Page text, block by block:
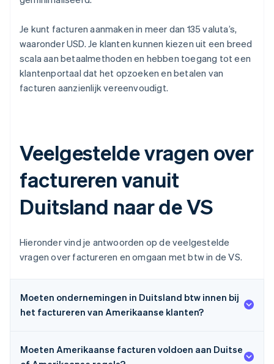
Je kunt facturen aanmaken in meer dan 135 valuta’s,
waaronder USD. Je klanten kunnen kiezen uit een breed
scala aan betaalmethoden en hebben toegang tot een
klantenportaal dat het opzoeken en betalen van
facturen aanzienlijk vereenvoudigt.
Veelgestelde vragen over
factureren vanuit
Duitsland naar de VS
Hieronder vind je antwoorden op de veelgestelde
vragen over factureren en omgaan met btw in de VS.
Moeten ondernemingen in Duitsland btw innen bij
het factureren van Amerikaanse klanten?
Moeten Amerikaanse facturen voldoen aan Duitse